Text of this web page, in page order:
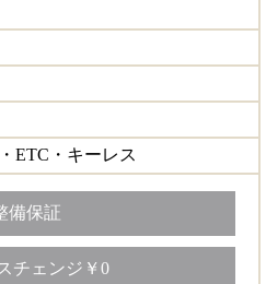
ETC・キーレス
備保証
チェンジ￥0